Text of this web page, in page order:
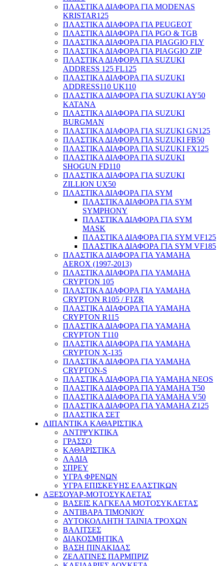
ΠΛΑΣΤΙΚΑ ΔΙΑΦΟΡΑ ΓΙΑ MODENAS
KRISTAR125
ΠΛΑΣΤΙΚΑ ΔΙΑΦΟΡΑ ΓΙΑ PEUGEOT
ΠΛΑΣΤΙΚΑ ΔΙΑΦΟΡΑ ΓΙΑ PGO & TGB
ΠΛΑΣΤΙΚΑ ΔΙΑΦΟΡΑ ΓΙΑ PIAGGIO FLY
ΠΛΑΣΤΙΚΑ ΔΙΑΦΟΡΑ ΓΙΑ PIAGGIO ZIP
ΠΛΑΣΤΙΚΑ ΔΙΑΦΟΡΑ ΓΙΑ SUZUKI
ADDRESS 125 FL125
ΠΛΑΣΤΙΚΑ ΔΙΑΦΟΡΑ ΓΙΑ SUZUKI
ADDRESS110 UK110
ΠΛΑΣΤΙΚΑ ΔΙΑΦΟΡΑ ΓΙΑ SUZUKI AY50
KATANA
ΠΛΑΣΤΙΚΑ ΔΙΑΦΟΡΑ ΓΙΑ SUZUKI
BURGMAN
ΠΛΑΣΤΙΚΑ ΔΙΑΦΟΡΑ ΓΙΑ SUZUKI GN125
ΠΛΑΣΤΙΚΑ ΔΙΑΦΟΡΑ ΓΙΑ SUZUKI FB50
ΠΛΑΣΤΙΚΑ ΔΙΑΦΟΡΑ ΓΙΑ SUZUKI FX125
ΠΛΑΣΤΙΚΑ ΔΙΑΦΟΡΑ ΓΙΑ SUZUKI
SHOGUN FD110
ΠΛΑΣΤΙΚΑ ΔΙΑΦΟΡΑ ΓΙΑ SUZUKI
ZILLION UX50
ΠΛΑΣΤΙΚΑ ΔΙΑΦΟΡΑ ΓΙΑ SYM
ΠΛΑΣΤΙΚΑ ΔΙΑΦΟΡΑ ΓΙΑ SYM
SYMPHONY
ΠΛΑΣΤΙΚΑ ΔΙΑΦΟΡΑ ΓΙΑ SYM
MASK
ΠΛΑΣΤΙΚΑ ΔΙΑΦΟΡΑ ΓΙΑ SYM VF125
ΠΛΑΣΤΙΚΑ ΔΙΑΦΟΡΑ ΓΙΑ SYM VF185
ΠΛΑΣΤΙΚΑ ΔΙΑΦΟΡΑ ΓΙΑ YAMAHA
AEROX (1997-2013)
ΠΛΑΣΤΙΚΑ ΔΙΑΦΟΡΑ ΓΙΑ YAMAHA
CRYPTON 105
ΠΛΑΣΤΙΚΑ ΔΙΑΦΟΡΑ ΓΙΑ YAMAHA
CRYPTON R105 / F1ZR
ΠΛΑΣΤΙΚΑ ΔΙΑΦΟΡΑ ΓΙΑ YAMAHA
CRYPTON R115
ΠΛΑΣΤΙΚΑ ΔΙΑΦΟΡΑ ΓΙΑ YAMAHA
CRYPTON T110
ΠΛΑΣΤΙΚΑ ΔΙΑΦΟΡΑ ΓΙΑ YAMAHA
CRYPTON X-135
ΠΛΑΣΤΙΚΑ ΔΙΑΦΟΡΑ ΓΙΑ YAMAHA
CRYPTON-S
ΠΛΑΣΤΙΚΑ ΔΙΑΦΟΡΑ ΓΙΑ YAMAHA NEOS
ΠΛΑΣΤΙΚΑ ΔΙΑΦΟΡΑ ΓΙΑ YAMAHA T50
ΠΛΑΣΤΙΚΑ ΔΙΑΦΟΡΑ ΓΙΑ YAMAHA V50
ΠΛΑΣΤΙΚΑ ΔΙΑΦΟΡΑ ΓΙΑ YAMAHA Z125
ΠΛΑΣΤΙΚΑ ΣΕΤ
ΛΙΠΑΝΤΙΚΑ ΚΑΘΑΡΙΣΤΙΚΑ
ΑΝΤΙΨΥΚΤΙΚΑ
ΓΡΑΣΣΟ
ΚΑΘΑΡΙΣΤΙΚΑ
ΛΑΔΙΑ
ΣΠΡΕΥ
ΥΓΡΑ ΦΡΕΝΩΝ
ΥΓΡΑ ΕΠΙΣΚΕΥΗΣ ΕΛΑΣΤΙΚΩΝ
ΑΞΕΣΟΥΑΡ-ΜΟΤΟΣΥΚΛΕΤΑΣ
ΒΑΣΕΙΣ ΚΑΓΚΕΛΑ ΜΟΤΟΣΥΚΛΕΤΑΣ
ΑΝΤΙΒΑΡΑ ΤΙΜΟΝΙΟΥ
ΑΥΤΟΚΟΛΛΗΤΗ ΤΑΙΝΙΑ ΤΡΟΧΩΝ
ΒΑΛΙΤΣΕΣ
ΔΙΑΚΟΣΜΗΤΙΚΑ
ΒΑΣΗ ΠΙΝΑΚΙΔΑΣ
ΖΕΛΑΤΙΝΕΣ ΠΑΡΜΠΡΙΖ